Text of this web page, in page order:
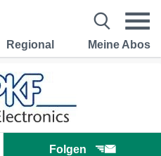
Regional Meine Abos
Folgen